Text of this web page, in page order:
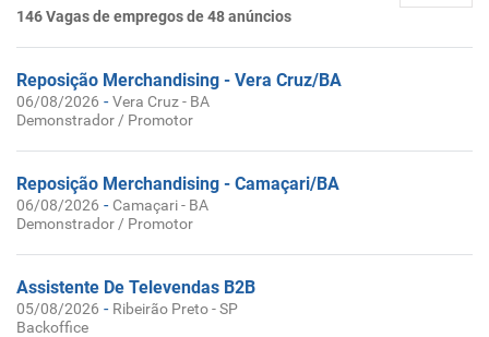
146 Vagas de empregos de 48 anúncios
Reposição Merchandising - Vera Cruz/BA
06/08/2026 -Vera Cruz - BA
Demonstrador / Promotor
Reposição Merchandising - Camaçari/BA
06/08/2026 - Camaçari - BA
Demonstrador / Promotor
Assistente De Televendas B2B
05/08/2026 - Ribeirão Preto - SP
Backoffice